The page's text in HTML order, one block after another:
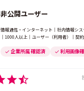
非公開ユーザー
情報通信・インターネット｜社内情報シス
｜1000人以上｜ユーザー（利用者）｜契
企業所属 確認済 利用画像